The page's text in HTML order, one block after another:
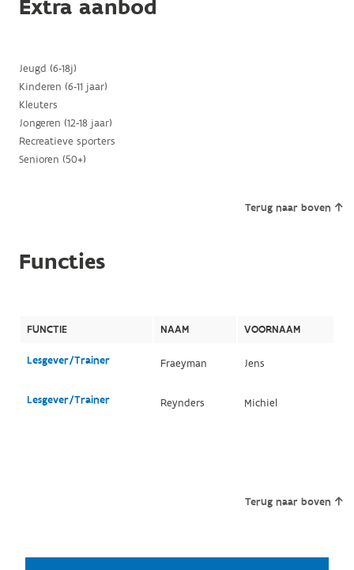
Extra aanbod
Jeugd (6-18j)
Kinderen (6-11 jaar)
Kleuters
Jongeren (12-18 jaar)
Recreatieve sporters
Senioren (50+)
Terug naar boven
Functies
FUNCTIE NAAM VOORNAAM
Lesgever/Trainer Fraeyman Jens
Lesgever/Trainer Reynders Michiel
Terug naar boven